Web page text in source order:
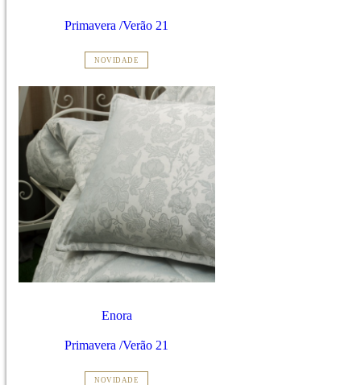
Primavera /Verão 21
NOVIDADE
Enora
Primavera /Verão 21
NOVIDADE